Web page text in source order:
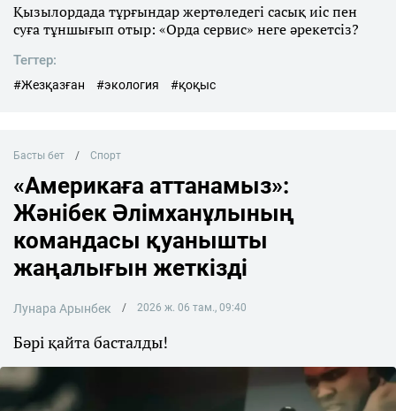
Қызылордада тұрғындар жертөледегі сасық иіс пен
суға тұншығып отыр: «Орда сервис» неге әрекетсіз?
Тегтер:
#Жезқазған #экология #қоқыс
Басты бет Спорт
«Америкаға аттанамыз»:
Жәнібек Әлімханұлының
командасы қуанышты
жаңалығын жеткізді
Лунара Арынбек 2026 ж. 06 там., 09:40
Бәрі қайта басталды!